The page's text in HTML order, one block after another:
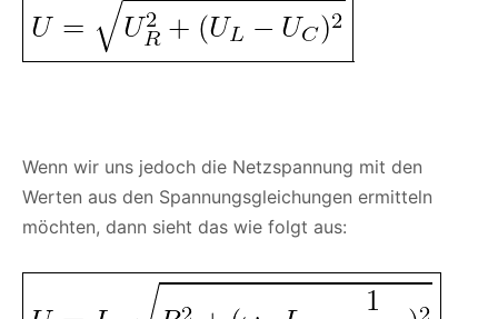
Wenn wir uns jedoch die Netzspannung mit den
Werten aus den Spannungsgleichungen ermitteln
möchten, dann sieht das wie folgt aus: